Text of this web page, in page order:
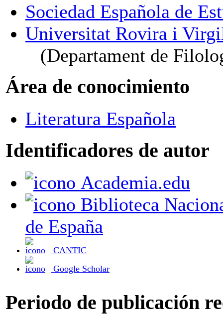
Sociedad Española de
Universitat Rovira i
(Departament de
Área de conocimiento
Literatura Española
Identificadores de autor
Academia.edu
de España
CANTIC
Google Scholar
Periodo de publicación